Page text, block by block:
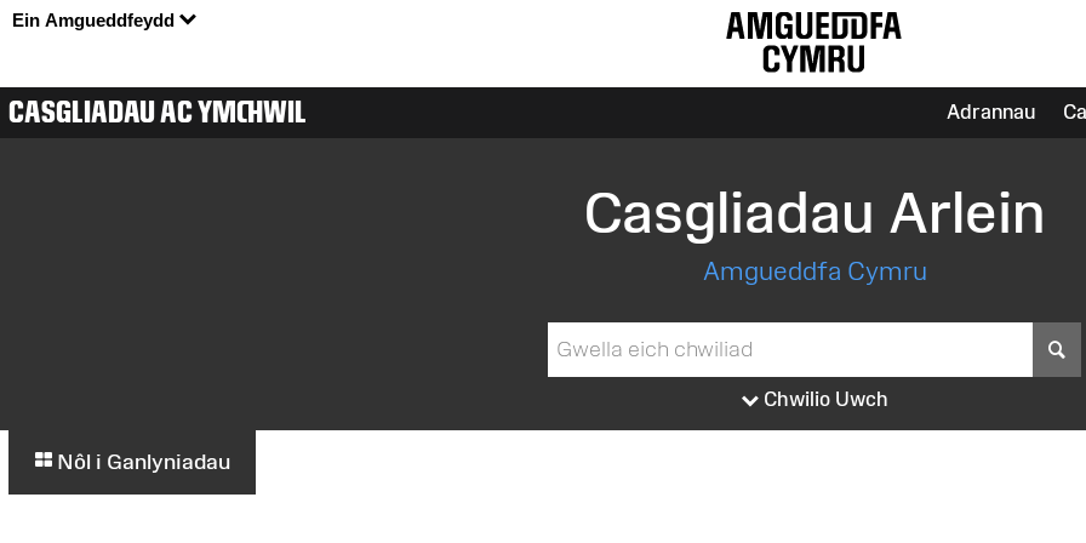
Ein Amgueddfeydd
CASGLIADAU AC YMCHWIL Adrannau
Casgliadau Arlein
Amgueddfa Cymru
Chwilio Uwch
Nôl i Ganlyniadau